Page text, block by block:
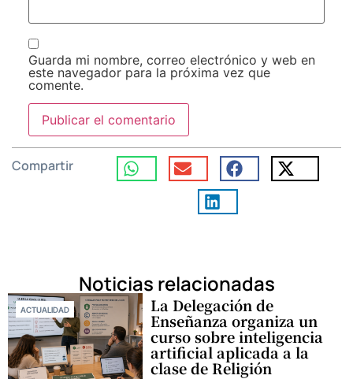
Guarda mi nombre, correo electrónico y web en
este navegador para la próxima vez que
comente.
Compartir
Noticias relacionadas
ACTUALIDAD La Delegación de
Enseñanza organiza un
curso sobre inteligencia
artificial aplicada a la
clase de Religión